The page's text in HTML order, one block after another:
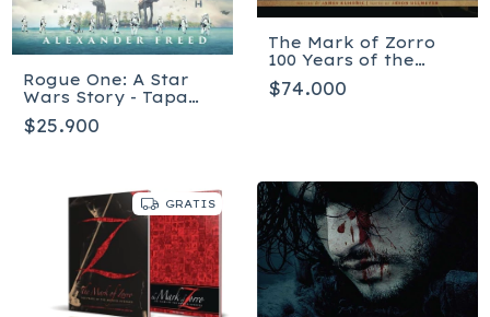
Rogue One: A Star
Wars Story - Tapa
blanda
$25.900
The Mark of Zorro
100 Years of the
Masked Avenger HC
Art Book - Tapa dura
$74.000
GRATIS